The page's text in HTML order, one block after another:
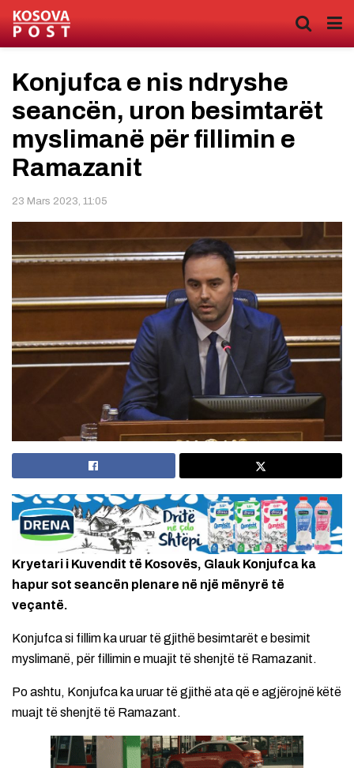
Konjufca e nis ndryshe
seancën, uron besimtarët
myslimanë për fillimin e
Ramazanit
23 Mars 2023, 11:05
Kryetari i Kuvendit të Kosovës, Glauk Konjufca ka
hapur sot seancën plenare në një mënyrë të
veçantë.
Konjufca si fillim ka uruar të gjithë besimtarët e besimit
myslimanë, për fillimin e muajit të shenjtë të Ramazanit.
Po ashtu, Konjufca ka uruar të gjithë ata që e agjërojnë këtë
muajt të shenjtë të Ramazant.